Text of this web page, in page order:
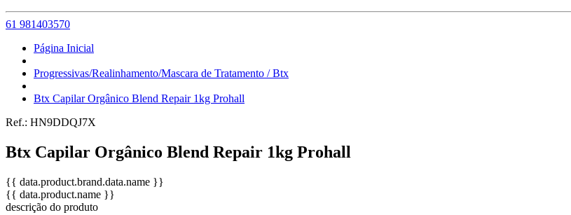
61 981403570
Página Inicial
Progressivas/Realinhamento/Mascara de Tratamento / Btx
Btx Capilar Orgânico Blend Repair 1kg Prohall
Ref.: HN9DDQJ7X
Btx Capilar Orgânico Blend Repair 1kg Prohall
{{ data.product.brand.data.name }}
{{ data.product.name }}
descrição do produto